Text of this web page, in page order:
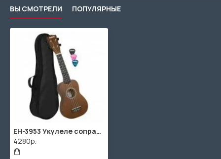
ВЫ СМОТРЕЛИ ПОПУЛЯРНЫЕ
EH-3953 Укулеле сопрано, с чехлом, Cascha
4280р.